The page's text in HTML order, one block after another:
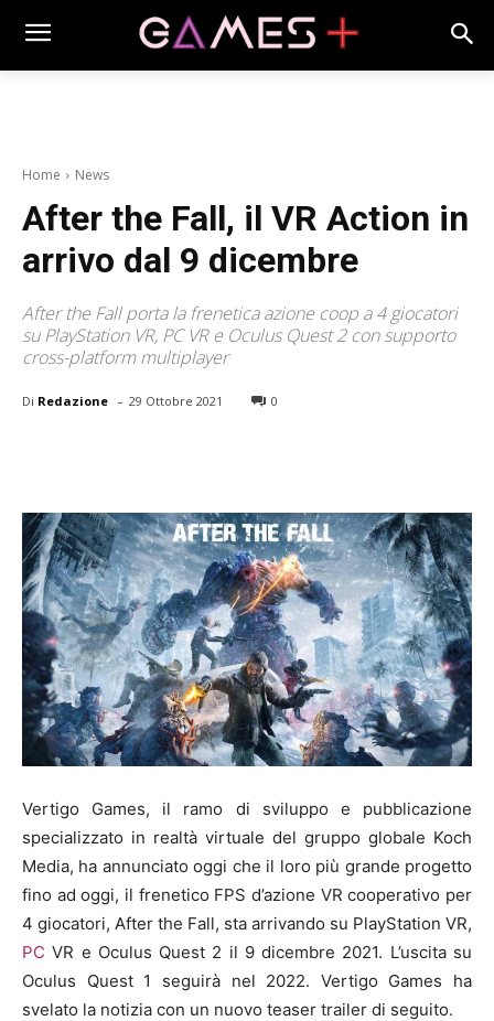
Home News
After the Fall, il VR Action in
arrivo dal 9 dicembre
After the Fall porta la frenetica azione coop a 4 giocatori
su PlayStation VR, PC VR e Oculus Quest 2 con supporto
cross-platform multiplayer
Di Redazione - 29 Ottobre 2021 0
Vertigo Games, il ramo di sviluppo e pubblicazione
specializzato in realtà virtuale del gruppo globale Koch
Media, ha annunciato oggi che il loro più grande progetto
fino ad oggi, il frenetico FPS d’azione VR cooperativo per
4 giocatori, After the Fall, sta arrivando su PlayStation VR,
PC VR e Oculus Quest 2 il 9 dicembre 2021. L’uscita su
Oculus Quest 1 seguirà nel 2022. Vertigo Games ha
svelato la notizia con un nuovo teaser trailer di seguito.